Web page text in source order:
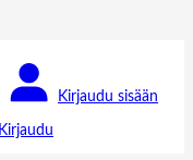
Kirjaudu
Kirjaudu sisään